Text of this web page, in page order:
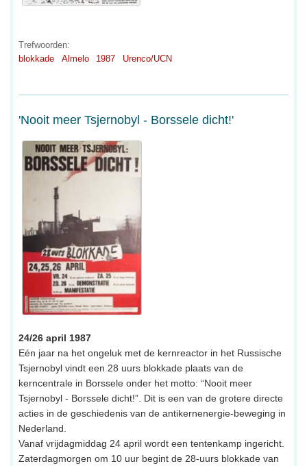
Trefwoorden:
blokkade
Almelo 1987 Urenco/UCN
'Nooit meer Tsjernobyl - Borssele dicht!'
24/26 april 1987
Eén jaar na het ongeluk met de kernreactor in het Russische
Tsjernobyl vindt een 28 uurs blokkade plaats van de
kerncentrale in Borssele onder het motto: “Nooit meer
Tsjernobyl - Borssele dicht!”. Dit is een van de grotere directe
acties in de geschiedenis van de antikernenergie-beweging in
Nederland.
Vanaf vrijdagmiddag 24 april wordt een tentenkamp ingericht.
Zaterdagmorgen om 10 uur begint de 28-uurs blokkade van